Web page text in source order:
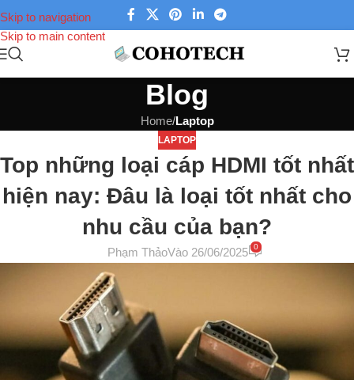
Skip to navigation
Skip to main content
Blog
Home/Laptop
LAPTOP
Top những loại cáp HDMI tốt nhất
hiện nay: Đâu là loại tốt nhất cho
nhu cầu của bạn?
Phạm ThảoVào 26/06/2025 0